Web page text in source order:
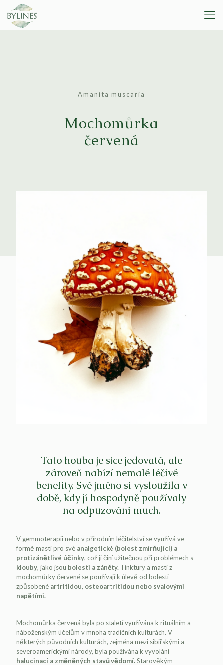
Amanita muscaria
Mochomůrka
červená
Tato houba je sice jedovatá, ale
zároveň nabízí nemalé léčivé
benefity. Své jméno si vysloužila v
době, kdy jí hospodyně používaly
na odpuzování much.
V gemmoterapii nebo v přírodním léčitelství se využívá ve
formě mastí pro své analgetické (bolest zmírňující) a
protizánětlivé účinky, což ji činí užitečnou při problémech s
klouby, jako jsou bolesti a záněty. Tinktury a masti z
mochomůrky červené se používají k úlevě od bolesti
způsobené artritidou, osteoartritidou nebo svalovými
napětími.
Mochomůrka červená byla po staletí využívána k rituálním a
náboženským účelům v mnoha tradičních kulturách. V
některých původních kulturách, zejména mezi sibiřskými a
severoamerickými národy, byla používána k vyvolání
halucinací a změněných stavů vědomí.Starověkým